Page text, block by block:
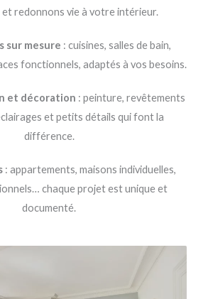
redonnons vie à votre intérieur.
sur mesure : cuisines, salles de bain,
fonctionnels, adaptés à vos besoins.
et décoration : peinture, revêtements
et petits détails qui font la
différence.
: appartements, maisons individuelles,
chaque projet est unique et
documenté.